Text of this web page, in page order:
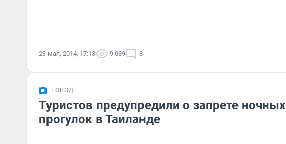
23 мая, 2014, 17:13 9 089 8
ГОРОД
Туристов предупредили о запрете ночных
прогулок в Таиланде